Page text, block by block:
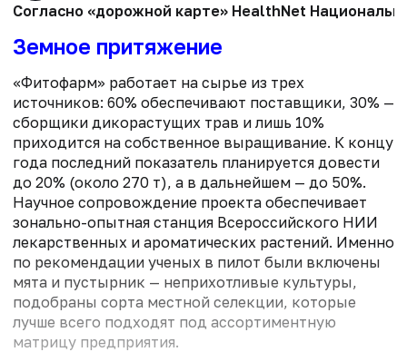
Согласно «дорожной карте» HealthNet
Земное притяжение
«Фитофарм» работает на сырье из трех
источников: 60% обеспечивают поставщики, 30% —
сборщики дикорастущих трав и лишь 10%
приходится на собственное выращивание. К концу
года последний показатель планируется довести
до 20% (около 270 т), а в дальнейшем — до 50%.
Научное сопровождение проекта обеспечивает
зонально-опытная станция Всероссийского НИИ
лекарственных и ароматических растений. Именно
по рекомендации ученых в пилот были включены
мята и пустырник — неприхотливые культуры,
подобраны сорта местной селекции, которые
лучше всего подходят под ассортиментную
матрицу предприятия.